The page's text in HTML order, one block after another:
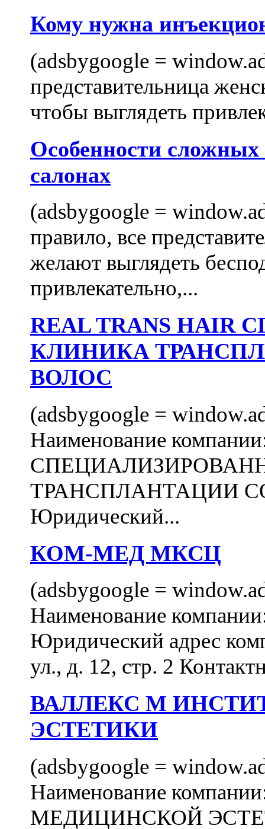
Кому нужна
(adsbygoogle =
представительница
чтобы выглядеть
Особенности
салонах
(adsbygoogle =
правило, все
желают выглядеть
привлекательно,...
REAL TRANS
КЛИНИКА
ВОЛОС
(adsbygoogle =
Наименование
ТРАНСПЛАНТАЦИИ
Юридический...
КОМ-МЕД МКСЦ
(adsbygoogle =
Наименование
Юридический адрес
ул., д. 12, стр. 2
ВАЛЛЕКС М
ЭСТЕТИКИ
(adsbygoogle =
Наименование
МЕДИЦИНСКОЙ